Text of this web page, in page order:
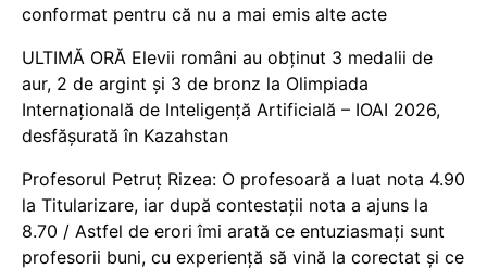
conformat pentru că nu a mai emis alte acte
ULTIMĂ ORĂ Elevii români au obținut 3 medalii de
aur, 2 de argint și 3 de bronz la Olimpiada
Internațională de Inteligență Artificială – IOAI 2026,
desfășurată în Kazahstan
Profesorul Petruț Rizea: O profesoară a luat nota 4.90
la Titularizare, iar după contestații nota a ajuns la
8.70 / Astfel de erori îmi arată ce entuziasmați sunt
profesorii buni, cu experiență să vină la corectat și ce